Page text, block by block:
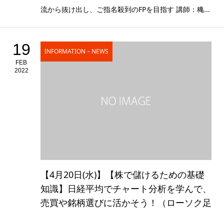
流から抜け出し、ご指名殺到のFPを目指す 講師：穐...
19
FEB
2022
INFORMATION – NEWS
【4月20日(水)】【株で儲けるための基礎
知識】日経平均でチャート分析を学んで、
売買や銘柄選びに活かそう！（ローソク足